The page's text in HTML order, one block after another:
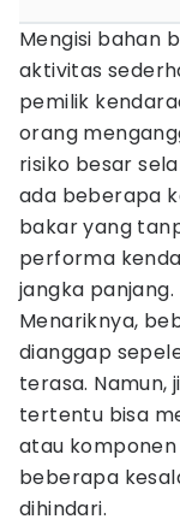
Mengisi bahan
aktivitas
pemilik
orang
risiko besar
ada beberapa
bakar yang
performa
jangka panjang.
Menariknya,
dianggap
terasa. Namun,
tertentu bisa
atau
beberapa
dihindari.